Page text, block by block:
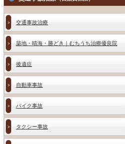
交通事故治療
築地・晴海・勝どき｜むちうち治療優良院
後遺症
自動車事故
バイク事故
タクシー事故